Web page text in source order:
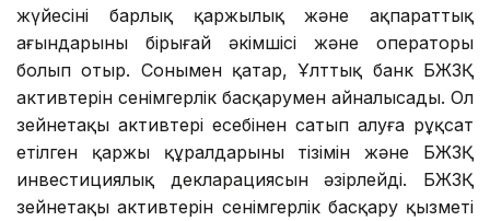
жүйесінің барлық қаржылық және ақпараттық
ағындарының бірыңғай әкімшісі және операторы
болып отыр. Сонымен қатар, Ұлттық банк БЖЗҚ
активтерін сенімгерлік басқарумен айналысады. Ол
зейнетақы активтері есебінен сатып алуға рұқсат
етілген қаржы құралдарының тізімін және БЖЗҚ
инвестициялық декларациясын әзірлейді. БЖЗҚ
зейнетақы активтерін сенімгерлік басқару қызметі